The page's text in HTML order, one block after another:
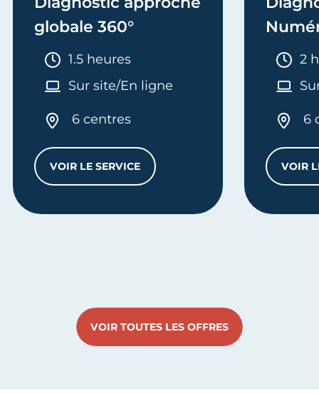
globale 360°
Durée :
1.5 heures
Sur site/En ligne
6 centres
VOIR LE SERVICEDIAGNOSTIC APPROCHE GLOBALE 360°
2
6
VOIR
VOIR TOUTES LES OFFRES